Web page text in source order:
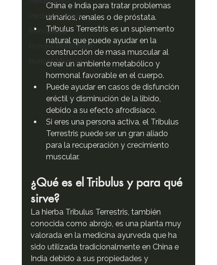
Perdida de Peso
Menopausia
Hongos Medicinales
Hongos Mágicos
China e India para tratar problemas
urinarios, renales o de próstata.
Tribulus Terrestris es un suplemento
natural que puede ayudar en la
construcción de masa muscular al
crear un ambiente metabólico y
hormonal favorable en el cuerpo.
Puede ayudar en casos de disfunción
eréctil y disminución de la libido,
debido a su efecto afrodisíaco.
Si eres una persona activa, el Tribulus
Terrestris puede ser un gran aliado
para la recuperación y crecimiento
muscular.
¿Qué es el Tribulus y para qué
sirve?
La hierba Tribulus Terrestris, también
conocida como abrojo, es una planta muy
valorada en la medicina ayurveda que ha
sido utilizada tradicionalmente en China e
India debido a sus propiedades y